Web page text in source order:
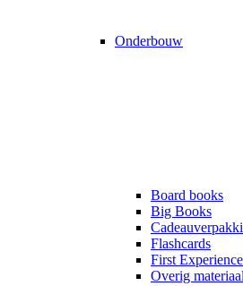
Onderbouw
Board books
Big Books
Flashcards
First Experience
Overig